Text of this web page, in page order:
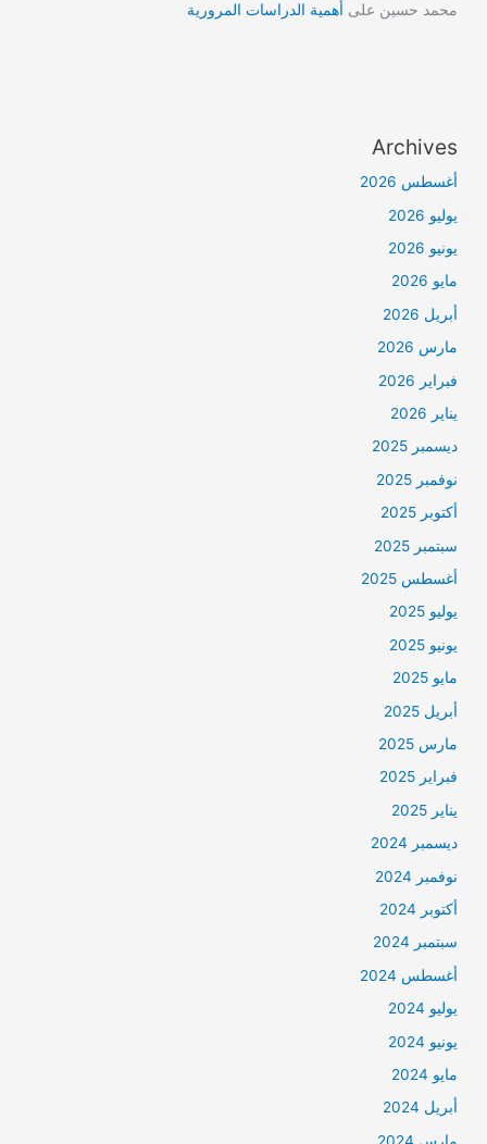
محمد حسين على أهمية الدراسات المرورية
Archives
أغسطس 2026
يوليو 2026
يونيو 2026
مايو 2026
أبريل 2026
مارس 2026
فبراير 2026
يناير 2026
ديسمبر 2025
نوفمبر 2025
أكتوبر 2025
سبتمبر 2025
أغسطس 2025
يوليو 2025
يونيو 2025
مايو 2025
أبريل 2025
مارس 2025
فبراير 2025
يناير 2025
ديسمبر 2024
نوفمبر 2024
أكتوبر 2024
سبتمبر 2024
أغسطس 2024
يوليو 2024
يونيو 2024
مايو 2024
أبريل 2024